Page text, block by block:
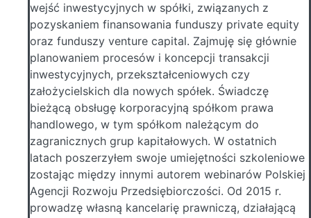
wejść inwestycyjnych w spółki, związanych z
pozyskaniem finansowania funduszy private equity
oraz funduszy venture capital. Zajmuję się głównie
planowaniem procesów i koncepcji transakcji
inwestycyjnych, przekształceniowych czy
założycielskich dla nowych spółek. Świadczę
bieżącą obsługę korporacyjną spółkom prawa
handlowego, w tym spółkom należącym do
zagranicznych grup kapitałowych. W ostatnich
latach poszerzyłem swoje umiejętności szkoleniowe
zostając między innymi autorem webinarów Polskiej
Agencji Rozwoju Przedsiębiorczości. Od 2015 r.
prowadzę własną kancelarię prawniczą, działającą